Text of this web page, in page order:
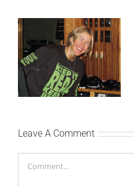
Ellie Goulding otkriva
nežniju stranu novim
singlom „4 Seasons“
Leave A Comment